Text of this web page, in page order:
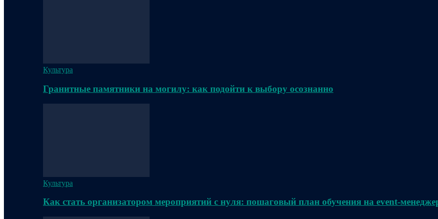
Культура
Гранитные памятники на могилу: как подойти к выбору осознанно
Культура
Как стать организатором мероприятий с нуля: пошаговый план обучения на event-